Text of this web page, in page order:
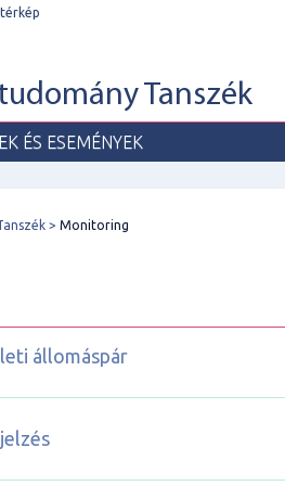
Tanszék
ÉS ESEMÉNYEK
Monitoring
állomáspár